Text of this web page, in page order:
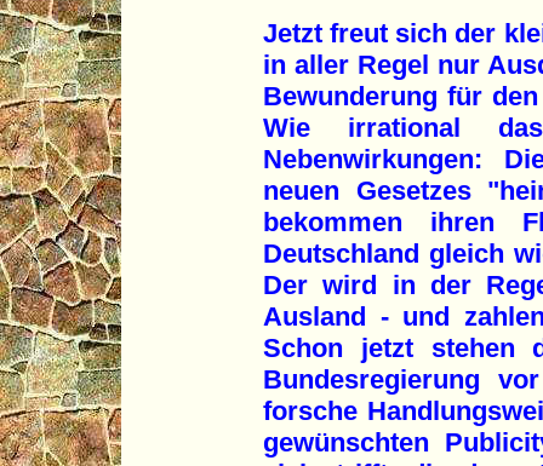
Jetzt freut sich der
in aller Regel nur
Bewunderung für
Wie irrational
Nebenwirkungen:
neuen Gesetzes
bekommen ihren
Deutschland gleich
Der wird in der
Ausland - und
Schon jetzt stehen
Bundesregierung
forsche
gewünschten